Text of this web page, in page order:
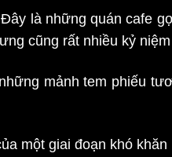
là những quán cafe
cũng rất nhiều kỷ
mảnh tem phiếu